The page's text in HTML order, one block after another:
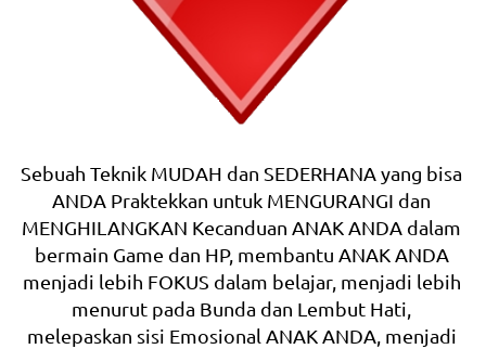
Sebuah Teknik MUDAH dan SEDERHANA yang bisa
ANDA Praktekkan untuk MENGURANGI dan
MENGHILANGKAN Kecanduan ANAK ANDA dalam
bermain Game dan HP, membantu ANAK ANDA
menjadi lebih FOKUS dalam belajar, menjadi lebih
menurut pada Bunda dan Lembut Hati,
melepaskan sisi Emosional ANAK ANDA, menjadi